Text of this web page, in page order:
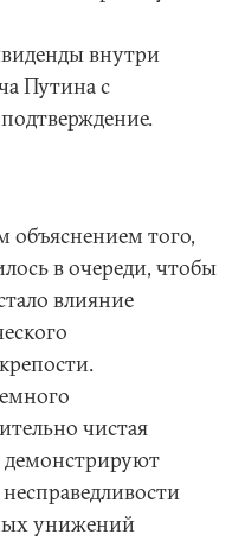
внутри
Путина с
объяснением того,
в очереди, чтобы
влияние
чистая
демонстрируют
унижений